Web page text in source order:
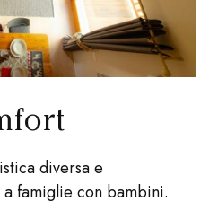
diversa e
famiglie con bambini.